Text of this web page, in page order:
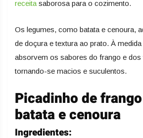
receita saborosa para o cozimento.
Os legumes, como batata e cenoura,
de doçura e textura ao prato. À
absorvem os sabores do frango e dos
tornando-se macios e suculentos.
Picadinho de
batata e cenoura
Ingredientes: